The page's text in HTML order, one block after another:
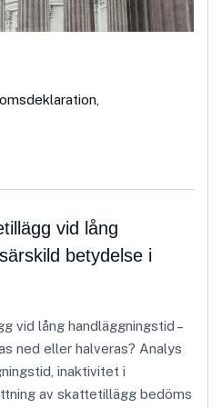
,
vid lång
betydelse i
vid lång handläggningstid –
ned eller halveras? Analys
inaktivitet i
av skattetillägg bedöms